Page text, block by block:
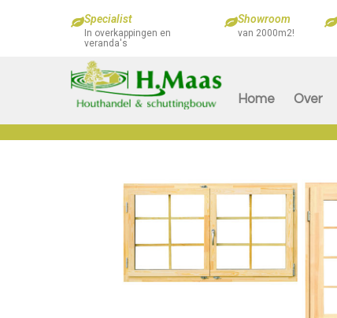
Specialist
In overkappingen en
veranda's
Showroom
van 2000m2!
Home Over